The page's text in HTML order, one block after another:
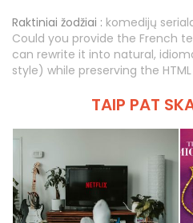
Raktiniai žodžiai : komedijų
Could you provide the French
can rewrite it into natural,
style) while preserving the
TAIP PAT